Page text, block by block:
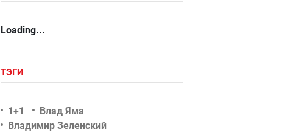
Loading...
ТЭГИ
1+1
Влад Яма
Владимир Зеленский